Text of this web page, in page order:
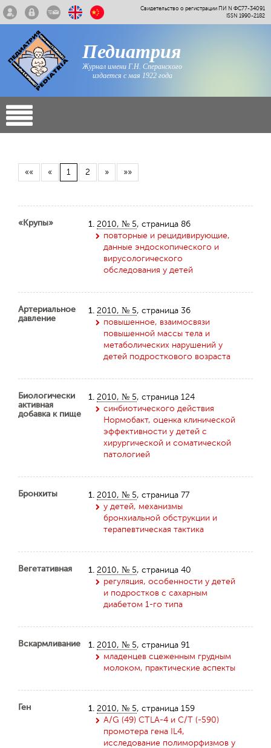
Свидетельство о регистрации ПИ N ФС77-34091
ISSN 1990-2182
Педиатрия
Журнал имени Г.Н. Сперанского
издается с мая 1922 года
«« « 1 2 » »»
«Крупы» 1. 2010, № 5, страница 86
повторные и рецидивирующие,
данные эндоскопического и
вирусологического
обследования у детей
Артериальное
давление
1. 2010, № 5, страница 36
повышенное, взаимосвязи
повышенной массы тела и
метаболических нарушений у
детей подросткового возраста
Биологически
активная
добавка к пище
1. 2010, № 5, страница 124
синбиотического действия
Нормобакт, оценка клинической
эффективности у детей с
хирургической и соматической
патологией
Бронхиты 1. 2010, № 5, страница 77
у детей, механизмы
бронхиальной обструкции и
терапевтическая тактика
Вегетативная 1. 2010, № 5, страница 40
регуляция, особенности у детей
и подростков с сахарным
диабетом 1-го типа
Вскармливание 1. 2010, № 5, страница 91
младенцев сцеженным грудным
молоком, практические аспекты
Ген 1. 2010, № 5, страница 159
A/G (49) CTLA-4 и C/T (-590)
промотера гена IL4,
исследование полиморфизмов у